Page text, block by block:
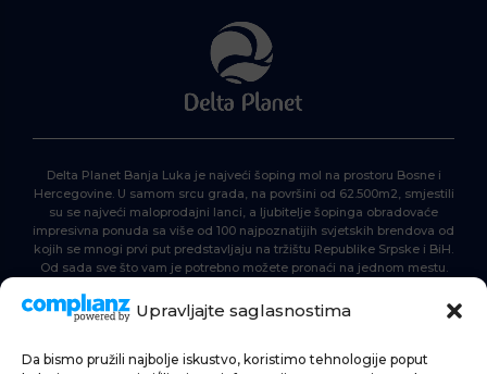
Upravljajte saglasnostima
Da bismo pružili najbolje iskustvo, koristimo tehnologije poput
Delta Planet Banja Luka je najveći šoping mol na prostoru Bosne i
Hercegovine. U samom srcu grada, na površini od 62.500m2, smjestili
su se najveći maloprodajni lanci, a ljubitelje šopinga obradovaće
impresivna ponuda sa više od 100 najpoznatijih svjetskih brendova od
kojih se mnogi prvi put predstavljaju na tržištu Republike Srpske i BiH.
Od sada sve što vam je potrebno možete pronaći na jednom mestu.